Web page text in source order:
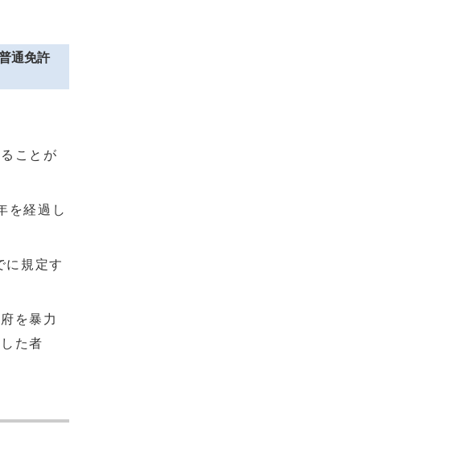
通免許
ことが
を経過し
に規定す
を暴力
た者